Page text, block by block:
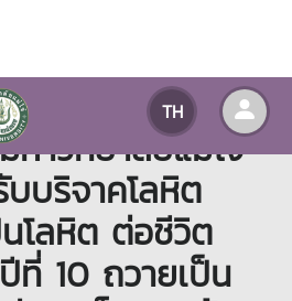
TH
หล่ากาชาดจังหวัด
หาวิทยาลัยแม่โจ้
บริจาคโลหิต
โลหิต ต่อชีวิต
ที่ 10 ถวายเป็น